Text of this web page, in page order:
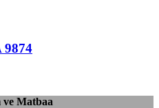
Matbaa